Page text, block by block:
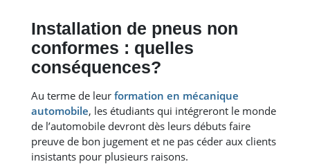
Installation de pneus non
conformes : quelles
conséquences?
Au terme de leur formation en mécanique
automobile, les étudiants qui intégreront le monde
de l’automobile devront dès leurs débuts faire
preuve de bon jugement et ne pas céder aux clients
insistants pour plusieurs raisons.